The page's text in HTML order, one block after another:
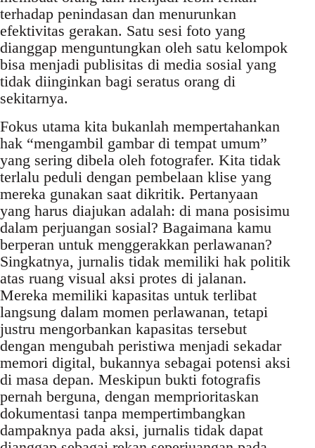
terhadap penindasan dan menurunkan
efektivitas gerakan. Satu sesi foto yang
dianggap menguntungkan oleh satu kelompok
bisa menjadi publisitas di media sosial yang
tidak diinginkan bagi seratus orang di
sekitarnya.
Fokus utama kita bukanlah mempertahankan
hak “mengambil gambar di tempat umum”
yang sering dibela oleh fotografer. Kita tidak
terlalu peduli dengan pembelaan klise yang
mereka gunakan saat dikritik. Pertanyaan
yang harus diajukan adalah: di mana posisimu
dalam perjuangan sosial? Bagaimana kamu
berperan untuk menggerakkan perlawanan?
Singkatnya, jurnalis tidak memiliki hak politik
atas ruang visual aksi protes di jalanan.
Mereka memiliki kapasitas untuk terlibat
langsung dalam momen perlawanan, tetapi
justru mengorbankan kapasitas tersebut
dengan mengubah peristiwa menjadi sekadar
memori digital, bukannya sebagai potensi aksi
di masa depan. Meskipun bukti fotografis
pernah berguna, dengan memprioritaskan
dokumentasi tanpa mempertimbangkan
dampaknya pada aksi, jurnalis tidak dapat